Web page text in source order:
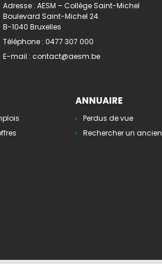
Adresse : AESM – Collège Saint-Michel
Boulevard Saint-Michel 24
B-1040 Bruxelles
Téléphone : 0477 307 000
E-mail : contact@aesm.be
ANNUAIRE
Perdus de vue
Rechercher un ancien